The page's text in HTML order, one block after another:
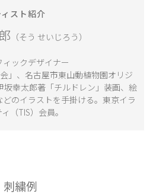
スト紹介
（そう せいじろう）
ックデザイナー
」、名古屋市東山動植物園オリジ
坂幸太郎著「チルドレン」装画、絵
のイラストを手掛ける。東京イラ
（TIS）会員。
刺繍例